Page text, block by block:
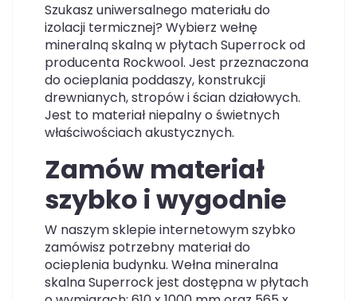
Szukasz uniwersalnego materiału do
izolacji termicznej? Wybierz wełnę
mineralną skalną w płytach Superrock od
producenta Rockwool. Jest przeznaczona
do ocieplania poddaszy, konstrukcji
drewnianych, stropów i ścian działowych.
Jest to materiał niepalny o świetnych
właściwościach akustycznych.
Zamów materiał
szybko i wygodnie
W naszym sklepie internetowym szybko
zamówisz potrzebny materiał do
ocieplenia budynku. Wełna mineralna
skalna Superrock jest dostępna w płytach